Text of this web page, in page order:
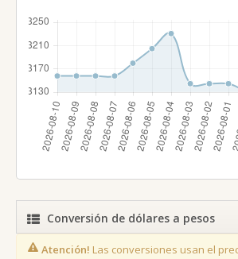
Conversión de dólares a pesos
Atención! Las conversiones usan el